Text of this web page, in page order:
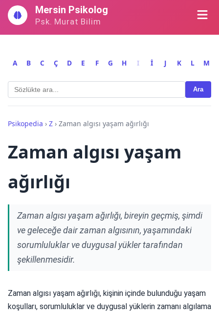
İçeriğe
geç
Mersin Psikolog
Psk. Murat Bilim
A B C Ç D E F G H I İ J K L M
Ara
Psikopedia › Z › Zaman algısı yaşam ağırlığı
Zaman algısı yaşam
ağırlığı
Zaman algısı yaşam ağırlığı, bireyin geçmiş, şimdi
ve geleceğe dair zaman algısının, yaşamındaki
sorumluluklar ve duygusal yükler tarafından
şekillenmesidir.
Zaman algısı yaşam ağırlığı, kişinin içinde bulunduğu yaşam
koşulları, sorumluluklar ve duygusal yüklerin zamanı algılama